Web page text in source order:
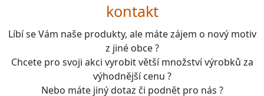
kontakt
Líbí se Vám naše produkty, ale máte zájem o nový motiv
z jiné obce ?
Chcete pro svoji akci vyrobit větší množství výrobků za
výhodnější cenu ?
Nebo máte jiný dotaz či podnět pro nás ?